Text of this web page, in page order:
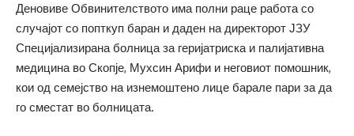
Деновиве Обвинителството има полни раце работа со
случајот со попткуп баран и даден на директорот ЈЗУ
Специјализирана болница за геријатриска и палијативна
медицина во Скопје, Мухсин Арифи и неговиот помошник,
кои од семејство на изнемоштено лице барале пари за да
го сместат во болницата.